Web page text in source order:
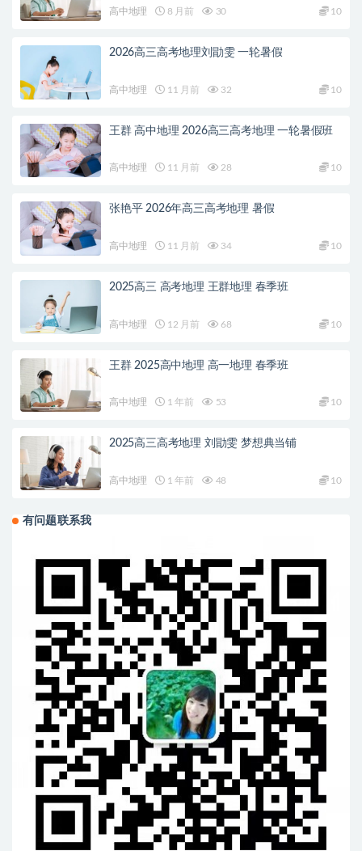
高中地理 8 月前 30 10
2026高三高考地理刘勖雯 一轮暑假
高中地理 11 月前 32 10
王群 高中地理 2026高三高考地理 一轮暑假班
高中地理 11 月前 28 10
张艳平 2026年高三高考地理 暑假
高中地理 11 月前 34 10
2025高三 高考地理 王群地理 春季班
高中地理 12 月前 68 10
王群 2025高中地理 高一地理 春季班
高中地理 1 年前 53 10
2025高三高考地理 刘勖雯 梦想典当铺
高中地理 1 年前 48 10
有问题联系我